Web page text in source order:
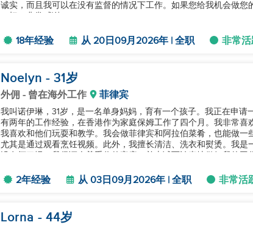
诚实，而且我可以在没有监督的情况下工作。如果您给我机会做您
18年经验 从 20日09月2026年 | 全职 非常活
Noelyn - 31岁
外佣 - 曾在海外工作 菲律宾
我叫诺伊琳，31岁，是一名单身妈妈，育有一个孩子。我正在申请
有两年的工作经验，在香港作为家庭保姆工作了四个月。我非常喜
我喜欢和他们玩耍和教学。我会做菲律宾和阿拉伯菜肴，也能做一
尤其是通过观看烹饪视频。此外，我擅长清洁、洗衣和熨烫。我是
2年经验 从 03日09月2026年 | 全职 非常活
Lorna - 44岁